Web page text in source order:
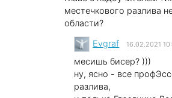
местечкового разлива
области?
Evgraf 16.02.2021
месишь бисер? )))
ну, ясно - все
разлива,